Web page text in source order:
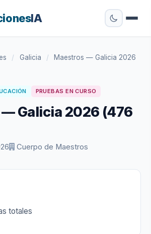
IA
/ Galicia /
Maestros — Galicia 2026
PRUEBAS EN CURSO
Galicia 2026 (476
Cuerpo de Maestros
totales